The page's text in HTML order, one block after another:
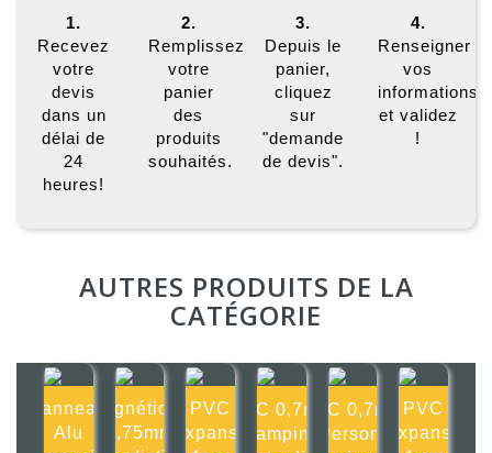
1.
Recevez
votre
devis
dans un
délai de
24
heures!
2.
Remplissez
votre
panier
des
produits
souhaités.
3.
Depuis le
panier,
cliquez
sur
"demande
de devis".
4.
Renseigner
vos
informations
et validez
!
AUTRES PRODUITS DE LA
CATÉGORIE
Panneau
Alu
Magnétique
0,75mm
PVC
Expansé
PVC 0,7mm
Camping
PVC 0,7mm
1 Personne
PVC
Expansé